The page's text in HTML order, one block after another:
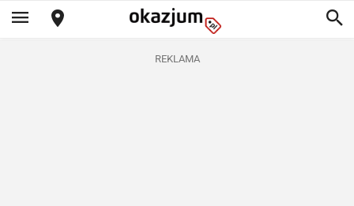
REKLAMA